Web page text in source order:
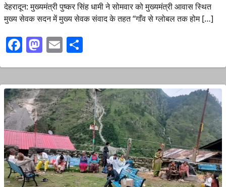
देहरादून: मुख्यमंत्री पुष्कर सिंह धामी ने सोमवार को मुख्यमंत्री आवास स्थित
मुख्य सेवक सदन में मुख्य सेवक संवाद के तहत ‘‘गाँव से ग्लोबल तक होम […]
Facebook
Mastodon
Email